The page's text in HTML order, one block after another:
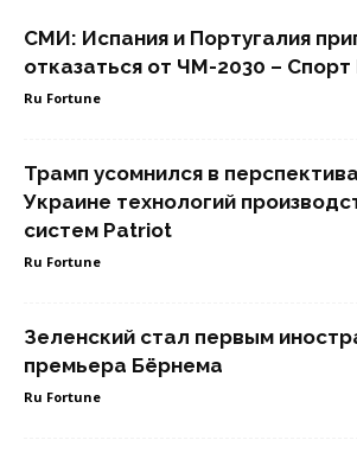
СМИ: Испания и Португалия
отказаться от ЧМ-2030 – Спорт
Ru Fortune
Трамп усомнился в
Украине технологий
систем Patriot
Ru Fortune
Зеленский стал первым
премьера Бёрнема
Ru Fortune